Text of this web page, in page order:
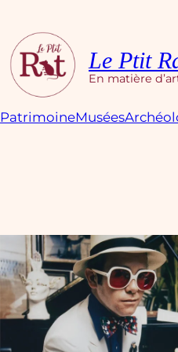
Le Ptit
En matière
PatrimoineMusées